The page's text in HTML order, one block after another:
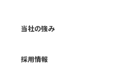
当社の強み
採用情報